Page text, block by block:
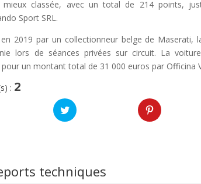
classée, avec un total de 214 points,
Sport SRL.
en 2019 par un collectionneur belge de Maserati,
lors de séances privées sur circuit. La
un montant total de 31 000 euros par Officina
: 2
techniques